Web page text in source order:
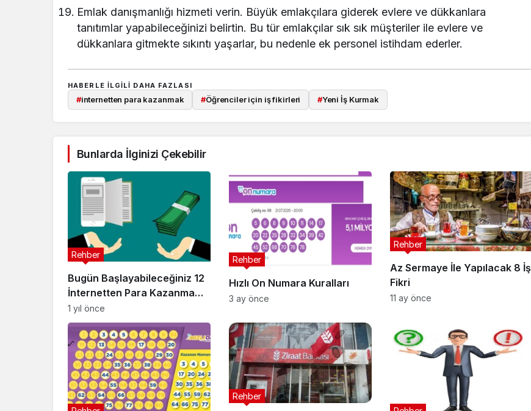
Emlak danışmanlığı hizmeti verin. Büyük emlakçılara giderek evlere ve dükkanlara
tanıtımlar yapabileceğinizi belirtin. Bu tür emlakçılar sık sık müşteriler ile evlere ve
dükkanlara gitmekte sıkıntı yaşarlar, bu nedenle ek personel istihdam ederler.
HABERLE ILGILI DAHA FAZLASI
#internetten para kazanmak #Öğrenciler için iş fikirleri #Yeni İş Kurmak
Bunlarda İlginizi Çekebilir
Bugün Başlayabileceğiniz 12
İnternetten Para Kazanma
Yolu
Rehber
1 yıl önce
Hızlı On Numara Kuralları
Rehber
3 ay önce
Az Sermaye İle Yapılacak 8 İş
Fikri
Rehber
11 ay önce
Rehber